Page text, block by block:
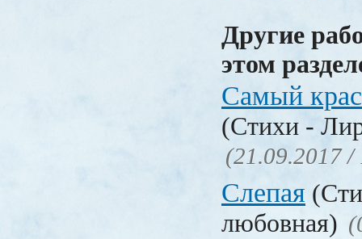
Другие
этом
Самый
(Стихи -
(21.09.2017 /
Слепая
любовная)